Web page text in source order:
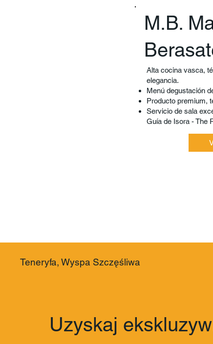
M.B.
Alta cocina vasca,
elegancia.
Menú degustación
Producto premium,
Servicio de sala
Guía de Isora - The
Teneryfa, Wyspa Szczęśliwa
Uzyskaj